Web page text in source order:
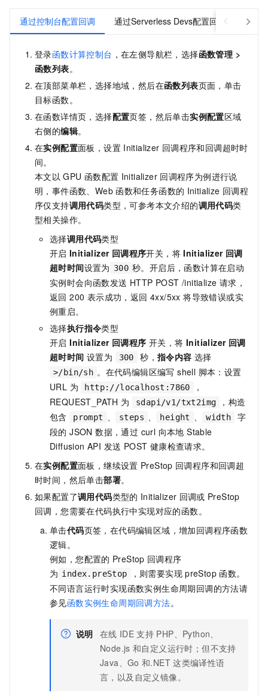
通过控制台配置回调 通过Serverless Devs配置回调 通过
登录函数计算控制台 ，在左侧导航栏，选择函数管理 >
函数列表。
在顶部菜单栏，选择地域，然后在函数列表页面，单击
目标函数。
在函数详情页，选择配置页签，然后单击实例配置区域
右侧的编辑。
在实例配置面板，设置 Initializer 回调程序和回调超时时
间。
本文以 GPU 函数配置 Initializer 回调程序为例进行说
明，事件函数、Web 函数和任务函数的 Initialize 回调程
序仅支持调用代码类型，可参考本文介绍的调用代码类
型相关操作。
选择调用代码类型
开启 Initializer 回调程序开关，将 Initializer 回调
超时时间设置为 300 秒。开启后，函数计算在启动
实例时会向函数发送 HTTP POST /initialize 请求，
返回 200 表示成功，返回 4xx/5xx 将导致错误或实
例重启。
选择执行指令类型
开启Initializer 回调程序 开关，将Initializer 回调
超时时间 设置为 300 秒，指令内容 选择
>/bin/sh 。在代码编辑区编写 shell 脚本：设置
URL 为
http://localhost:7860
，
REQUEST_PATH 为
sdapi/v1/txt2img
，构造
包含
prompt 、 steps 、 height 、 width
字
段的 JSON 数据，通过 curl 向本地 Stable
Diffusion API 发送 POST 健康检查请求。
在实例配置面板，继续设置 PreStop 回调程序和回调超
时时间，然后单击部署。
如果配置了调用代码类型的 Initializer 回调或 PreStop
回调，您需要在代码执行中实现对应的函数。
单击代码页签，在代码编辑区域，增加回调程序函数
逻辑。
例如，您配置的 PreStop 回调程序
为 index.preStop ，则需要实现 preStop 函数。
不同语言运行时实现函数实例生命周期回调的方法请
参见函数实例生命周期回调方法。
说明 在线 IDE 支持 PHP、Python、
Node.js 和自定义运行时；但不支持
Java、Go 和.NET 这类编译性语
言，以及自定义镜像。